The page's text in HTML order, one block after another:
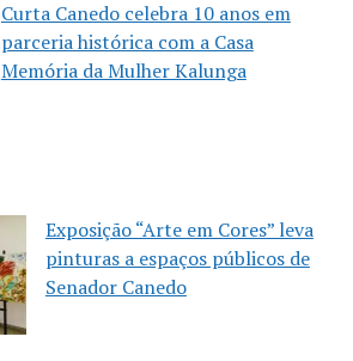
Curta Canedo celebra 10 anos em
parceria histórica com a Casa
Memória da Mulher Kalunga
Exposição “Arte em Cores” leva
pinturas a espaços públicos de
Senador Canedo